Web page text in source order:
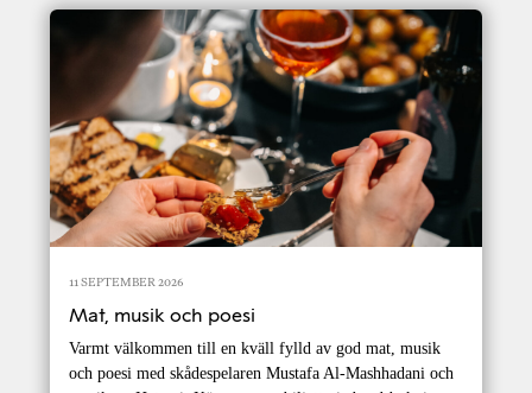
11 SEPTEMBER 2026
Mat, musik och poesi
Varmt välkommen till en kväll fylld av god mat, musik
och poesi med skådespelaren Mustafa Al-Mashhadani och